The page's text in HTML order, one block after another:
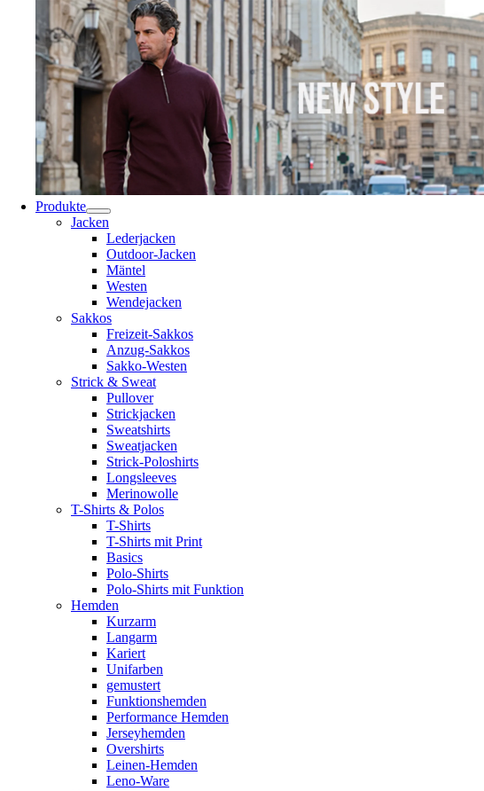
Produkte
Jacken
Lederjacken
Outdoor-Jacken
Mäntel
Westen
Wendejacken
Sakkos
Freizeit-Sakkos
Anzug-Sakkos
Sakko-Westen
Strick & Sweat
Pullover
Strickjacken
Sweatshirts
Sweatjacken
Strick-Poloshirts
Longsleeves
Merinowolle
T-Shirts & Polos
T-Shirts
T-Shirts mit Print
Basics
Polo-Shirts
Polo-Shirts mit Funktion
Hemden
Kurzarm
Langarm
Kariert
Unifarben
gemustert
Funktionshemden
Performance Hemden
Jerseyhemden
Overshirts
Leinen-Hemden
Leno-Ware